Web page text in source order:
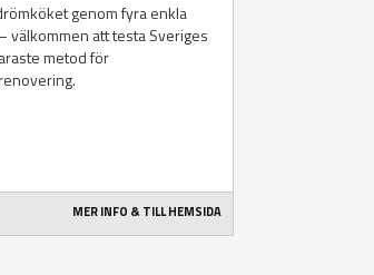
genom fyra enkla
välkommen att testa Sveriges
metod för
MER INFO & TILL HEMSIDA